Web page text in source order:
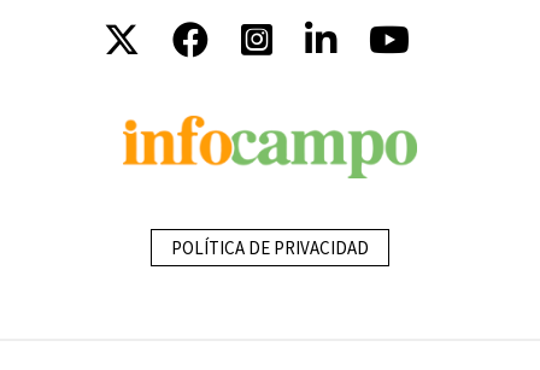
POLÍTICA DE PRIVACIDAD